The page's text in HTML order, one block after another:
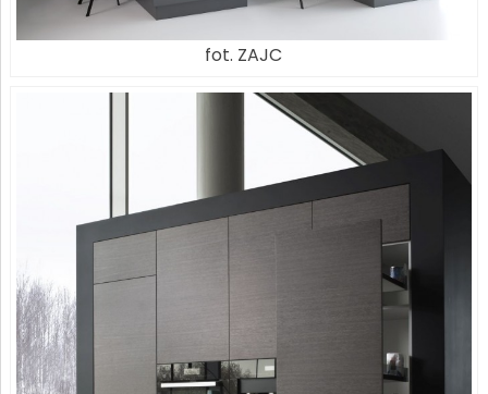
fot. ZAJC